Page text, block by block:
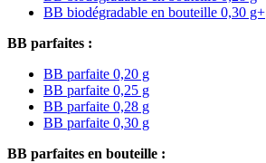
BB biodégradable en bouteille 0,30 g+
BB parfaites :
BB parfaite 0,20 g
BB parfaite 0,25 g
BB parfaite 0,28 g
BB parfaite 0,30 g
BB parfaites en bouteille :